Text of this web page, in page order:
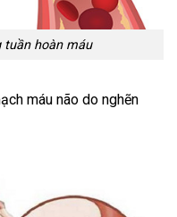
tuần hoàn máu
máu não do nghẽn